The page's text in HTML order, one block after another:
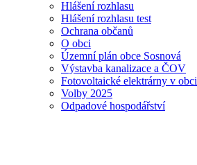
Hlášení rozhlasu
Hlášení rozhlasu test
Ochrana občanů
O obci
Územní plán obce Sosnová
Výstavba kanalizace a ČOV
Fotovoltaické elektrárny v obci
Volby 2025
Odpadové hospodářství